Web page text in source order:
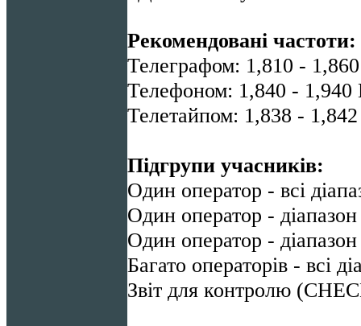
Рекомендовані частоти:
Телеграфом: 1,810 -
Телефоном: 1,840 -
Телетайпом: 1,838 -
Підгрупи учасників:
Один оператор - всі
Один оператор -
Один оператор -
Багато операторів - всі
Звіт для контролю